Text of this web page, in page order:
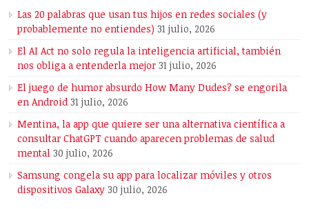
Las 20 palabras que usan tus hijos en redes sociales (y
probablemente no entiendes) 31 julio, 2026
El AI Act no solo regula la inteligencia artificial, también
nos obliga a entenderla mejor 31 julio, 2026
El juego de humor absurdo How Many Dudes? se engorila
en Android 31 julio, 2026
Mentina, la app que quiere ser una alternativa científica a
consultar ChatGPT cuando aparecen problemas de salud
mental 30 julio, 2026
Samsung congela su app para localizar móviles y otros
dispositivos Galaxy 30 julio, 2026